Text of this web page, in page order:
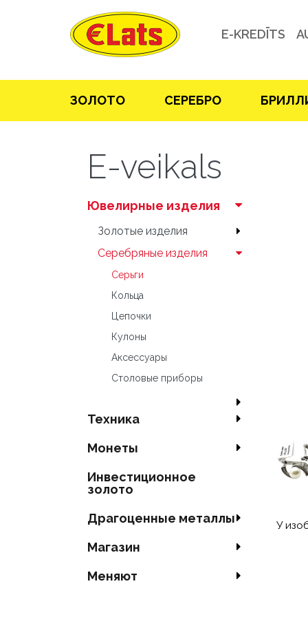
E-KREDĪTS
ЗOЛOТO СЕРЕБРO
E-veikals
Ювелирные изделия
Зoлoтые изделия
Серебряные изделия
Серьги
Кольца
Цепочки
Кулоны
Аксесcуары
Столовые приборы
Техника
Mонеты
Инвестиционное
золото
Драгоценные металлы
Магазин
Меняют
У